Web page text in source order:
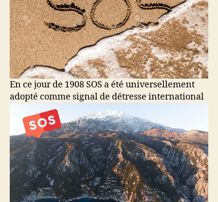
En ce jour de 1908 SOS a été universellement
adopté comme signal de détresse international